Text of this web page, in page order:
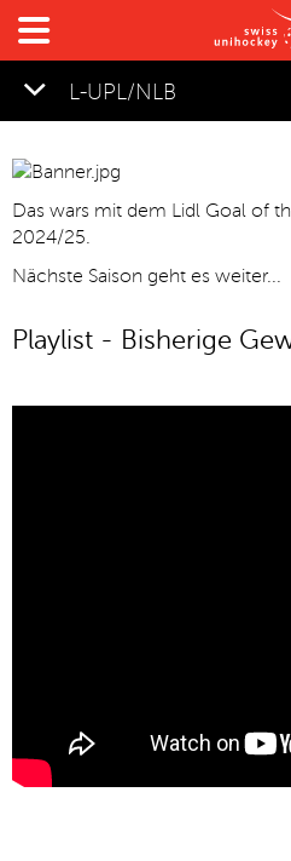

L-UPL/NLB
Das wars mit dem Lidl Goal of
2024/25.
Nächste Saison geht es weiter...
Playlist - Bisherige